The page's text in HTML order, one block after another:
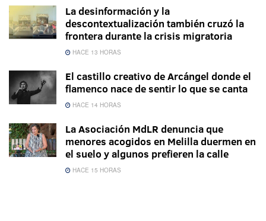
La desinformación y la
descontextualización también cruzó la
frontera durante la crisis migratoria
HACE 13 HORAS
El castillo creativo de Arcángel donde el
flamenco nace de sentir lo que se canta
HACE 14 HORAS
La Asociación MdLR denuncia que
menores acogidos en Melilla duermen en
el suelo y algunos prefieren la calle
HACE 15 HORAS